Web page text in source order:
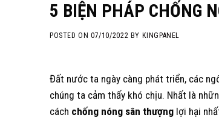
5 BIỆN PHÁP CHỐNG
POSTED ON07/10/2022 BY KINGPANEL
Đất nước ta ngày càng phát triển, các
chúng ta cảm thấy khó chịu. Nhất là
cách chống nóng sân thượng lợi hại